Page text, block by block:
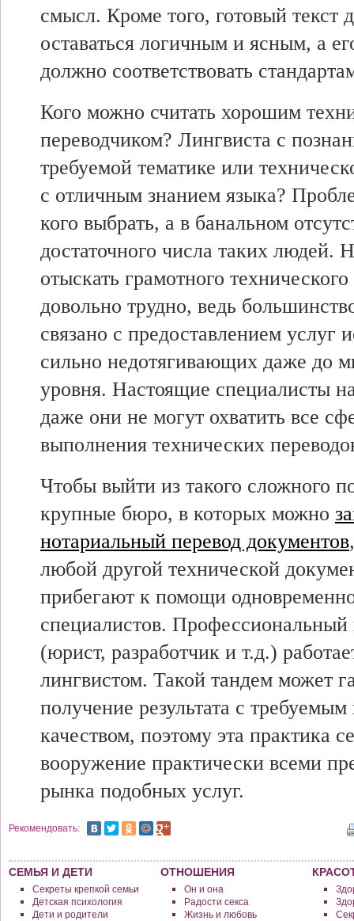
смысл. Кроме того, готовый текст
оставаться логичным и ясным, а
должно соответствовать
Кого можно считать хорошим
переводчиком? Лингвиста с
требуемой тематике или
с отличным знанием языка?
кого выбрать, а в банальном
достаточного числа таких людей.
отыскать грамотного
довольно трудно, ведь
связано с предоставлением услуг
сильно недотягивающих даже до
уровня. Настоящие специалисты
даже они не могут охватить все
выполнения технических
Чтобы выйти из такого сложного
крупные бюро, в которых можно
нотариальный перевод документов
любой другой технической
прибегают к помощи
специалистов.
(юрист, разработчик и т.д.)
лингвистом. Такой тандем может
получение результата с
качеством, поэтому эта практика
вооружение практически всеми
рынка подобных услуг.
Рекомендовать:
СЕМЬЯ И ДЕТИ
Секреты крепкой семьи
Детская психология
Дети и родители
ОТНОШЕНИЯ
Он и она
Радости секса
Жизнь и любовь